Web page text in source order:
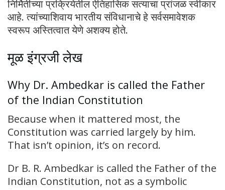
निर्मितीच्या प्रक्रियेतील ऐतिहासिक सत्याचा प्रांजळ स्वीकार
आहे. त्यांच्याशिवाय भारतीय संविधानाचे हे सर्वसमावेशक
स्वरूप अस्तित्वात येणे अशक्य होते.
मूळ इंग्रजी लेख
Why Dr. Ambedkar is called the Father
of the Indian Constitution
Because when it mattered most, the
Constitution was carried largely by him.
That isn’t opinion, it’s on record.
Dr B. R. Ambedkar is called the Father of the
Indian Constitution, not as a symbolic